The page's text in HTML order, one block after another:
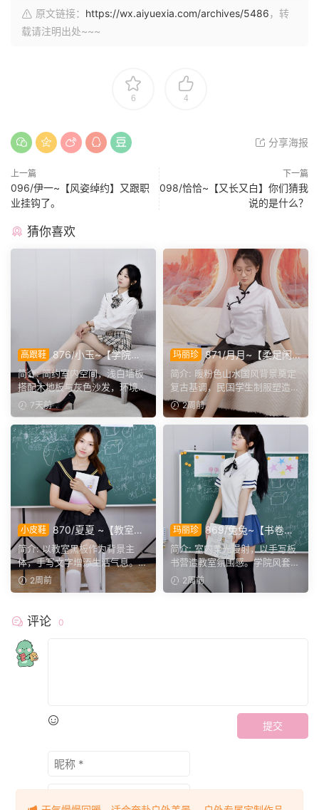
原文链接： https://wx.aiyuexia.com/archives/5486，转
载请注明出处~~~
6 4
分享海报
上一篇
096/伊一~【风姿绰约】又跟职
业挂钩了。
下一篇
098/恰恰~【又长又白】你们猜我
说的是什么？
猜你喜欢
高跟鞋 876/小玉~【学院闲
叙】室间学院格调，抬脚轻卸
鞋履，尽显少女灵动姿态。
简介: 简约室内空间，浅白墙板
搭配木地板与灰色沙发，环境干
净素雅。小玉身着学院...
7天前
玛丽珍 871/月月~【柔足闲
叙】民国学子装束，静坐脱
履，轻揉足尖尽享悠然时光。
简介: 暖粉色山水国风背景奠定
复古基调，民国学生制服塑造经
典美学。重点捕捉玛丽...
2周前
小皮鞋
870/夏夏 ~【教室韶
华】黑板书写年少心事，黑水
手服定格校园温柔。
简介: 以教室黑板作为背景主
体，手写文字增添生活气息。黑
金水手制服视觉层次突出...
2周前
玛丽珍 869/兔兔~【书卷流
年】教室黑板藏满字迹，学院
少女尽显校园温柔。
简介: 室内柔光漫射，以手写板
书营造教室氛围感。学院风套装
干净清爽，黑色大腿袜...
2周前
评论 0
提交